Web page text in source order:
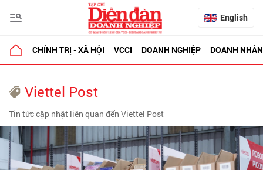
English
CHÍNH TRỊ - XÃ HỘI VCCI DOANH NGHIỆP DOANH NHÂN
Viettel Post
Tin tức cập nhật liên quan đến Viettel Post